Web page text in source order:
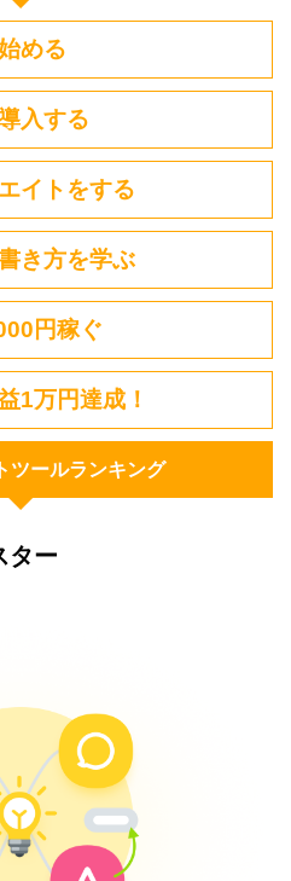
める
入する
イトをする
き方を学ぶ
円稼ぐ
1万円達成！
ツールランキング
ター